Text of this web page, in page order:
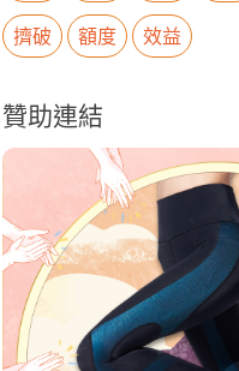
擠破
額度 效益
贊助連結